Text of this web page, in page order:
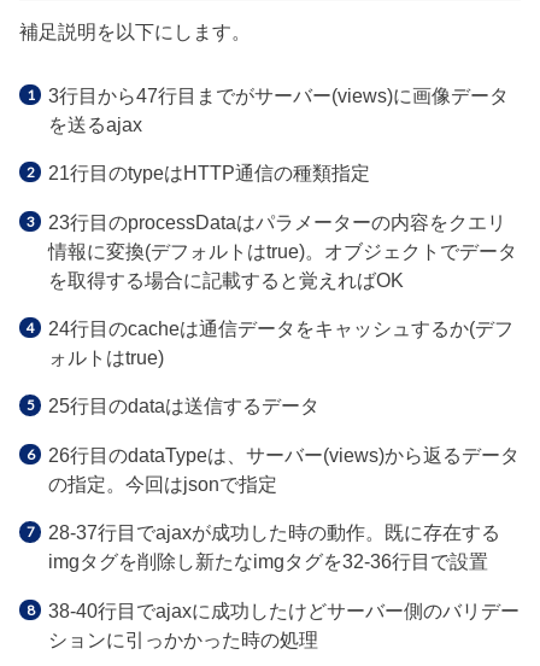
補足説明を以下にします。
3行目から47行目までがサーバー(views)に画像データ
を送るajax
21行目のtypeはHTTP通信の種類指定
23行目のprocessDataはパラメーターの内容をクエリ
情報に変換(デフォルトはtrue)。オブジェクトでデータ
を取得する場合に記載すると覚えればOK
24行目のcacheは通信データをキャッシュするか(デフ
ォルトはtrue)
25行目のdataは送信するデータ
26行目のdataTypeは、サーバー(views)から返るデータ
の指定。今回はjsonで指定
28-37行目でajaxが成功した時の動作。既に存在する
imgタグを削除し新たなimgタグを32-36行目で設置
38-40行目でajaxに成功したけどサーバー側のバリデー
ションに引っかかった時の処理